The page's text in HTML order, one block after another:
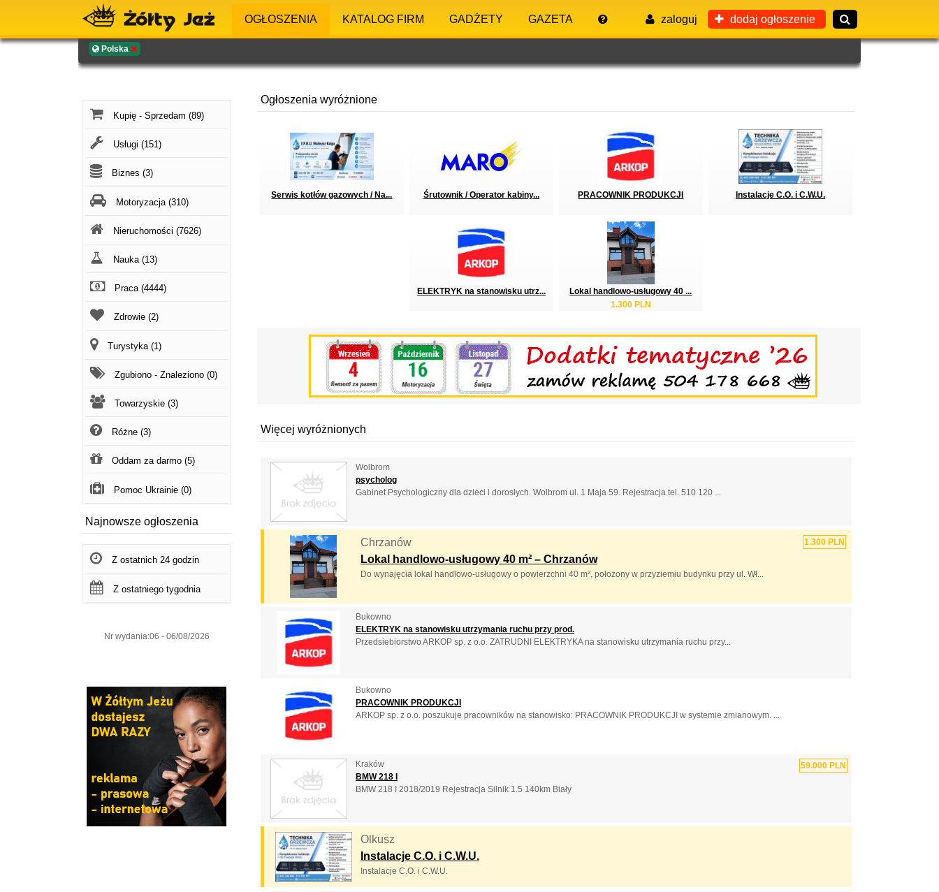
OGŁOSZENIA KATALOG FIRM GADŻETY GAZETA zaloguj dodaj ogłoszenie
Polska
Ogłoszenia wyróżnione
Serwis kotłów gazowych / Na... Śrutownik / Operator kabiny... PRACOWNIK PRODUKCJI Instalacje C.O. i C.W.U.
ELEKTRYK na stanowisku utrz...
Lokal handlowo-usługowy 40 ...
1.300 PLN
Więcej wyróżnionych
Wolbrom
psycholog
Gabinet Psychologiczny dla dzieci i dorosłych. Wolbrom ul. 1 Maja 59. Rejestracja tel. 510 120 ...
Chrzanów 1.300 PLN
Lokal handlowo-usługowy 40 m² – Chrzanów
Do wynajęcia lokal handlowo-usługowy o powierzchni 40 m², położony w przyziemiu budynku przy ul. Wł...
Bukowno
ELEKTRYK na stanowisku utrzymania ruchu przy prod.
Przedsiebiorstwo ARKOP sp. z o.o. ZATRUDNI ELEKTRYKA na stanowisku utrzymania ruchu przy...
Bukowno
PRACOWNIK PRODUKCJI
ARKOP sp. z o.o. poszukuje pracowników na stanowisko: PRACOWNIK PRODUKCJI w systemie zmianowym. ...
Kraków
59.000 PLN
BMW 218 I
BMW 218 I 2018/2019 Rejestracja Silnik 1.5 140km Biały
Olkusz
Instalacje C.O. i C.W.U.
Instalacje C.O. i C.W.U.
Kupię - Sprzedam (89)
Usługi (151)
Biznes (3)
Motoryzacja (310)
Nieruchomości (7626)
Nauka (13)
Praca (4444)
Zdrowie (2)
Turystyka (1)
Zgubiono - Znaleziono (0)
Towarzyskie (3)
Różne (3)
Oddam za darmo (5)
Pomoc Ukrainie (0)
Najnowsze ogłoszenia
Z ostatnich 24 godzin
Z ostatniego tygodnia
Nr wydania:06 - 06/08/2026